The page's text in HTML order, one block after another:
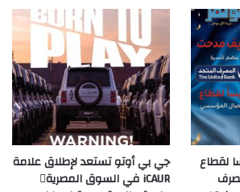
لقطاع
جي بي أوتو تستعد لإطلاق علامة
iCAUR في السوق المصرية